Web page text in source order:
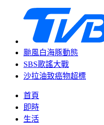
颱風白海豚動態
SBS歌謠大戰
沙拉油致癌物超標
首頁
即時
生活